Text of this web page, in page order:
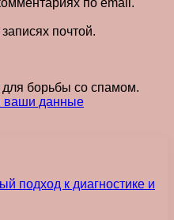
почтой.
для борьбы со спамом.
ваши данные
подход к диагностике и